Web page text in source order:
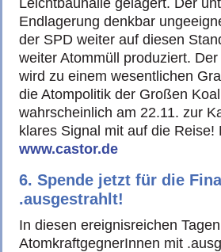
Leichtbauhalle gelagert. Der
Endlagerung denkbar
der SPD weiter auf diesen
weiter Atommüll produziert.
wird zu einem wesentlichen
die Atompolitik der Großen
wahrscheinlich am 22.11. zur
klares Signal mit auf die
www.castor.de
6. Spende jetzt für die
.ausgestrahlt!
In diesen ereignisreichen
AtomkraftgegnerInnen mit